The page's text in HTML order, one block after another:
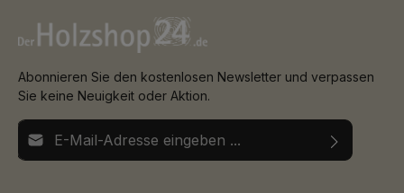
Abonnieren Sie den kostenlosen Newsletter und verpassen
Sie keine Neuigkeit oder Aktion.
E-Mail-Adresse*